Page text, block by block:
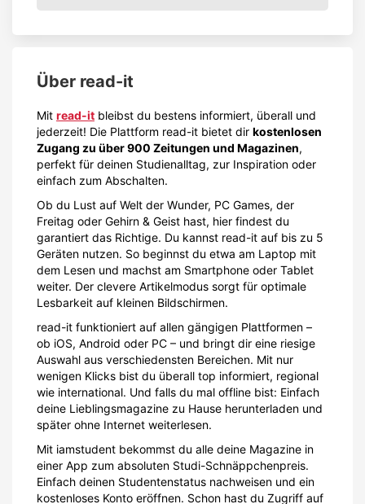
Über read-it
Mit read-it bleibst du bestens informiert, überall und
jederzeit! Die Plattform read-it bietet dir kostenlosen
Zugang zu über 900 Zeitungen und Magazinen,
perfekt für deinen Studienalltag, zur Inspiration oder
einfach zum Abschalten.
Ob du Lust auf Welt der Wunder, PC Games, der
Freitag oder Gehirn & Geist hast, hier findest du
garantiert das Richtige. Du kannst read-it auf bis zu 5
Geräten nutzen. So beginnst du etwa am Laptop mit
dem Lesen und machst am Smartphone oder Tablet
weiter. Der clevere Artikelmodus sorgt für optimale
Lesbarkeit auf kleinen Bildschirmen.
read-it funktioniert auf allen gängigen Plattformen –
ob iOS, Android oder PC – und bringt dir eine riesige
Auswahl aus verschiedensten Bereichen. Mit nur
wenigen Klicks bist du überall top informiert, regional
wie international. Und falls du mal offline bist: Einfach
deine Lieblingsmagazine zu Hause herunterladen und
später ohne Internet weiterlesen.
Mit iamstudent bekommst du alle deine Magazine in
einer App zum absoluten Studi-Schnäppchenpreis.
Einfach deinen Studentenstatus nachweisen und ein
kostenloses Konto eröffnen. Schon hast du Zugriff auf